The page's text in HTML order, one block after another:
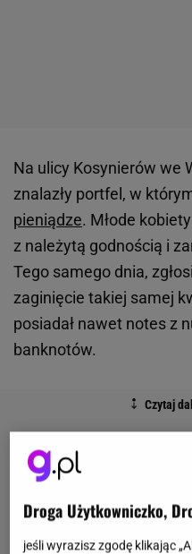
Na ulicy Kosynierów we
znalazły portfel, w
pieniądze. Młode
z należytą godnością i
Tego samego dnia,
zaginięcie takiej samej
posiadał nawet notes z
banknotów.
Droga Użytkowniczko,
jeśli wyrazisz zgodę klikając